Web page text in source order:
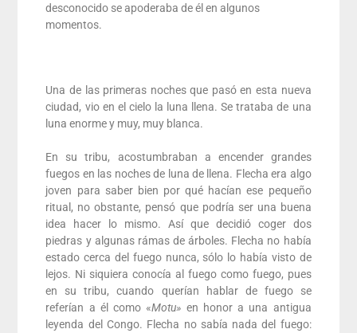
desconocido se apoderaba de él en algunos
momentos.
Una de las primeras noches que pasó en esta nueva
ciudad, vio en el cielo la luna llena. Se trataba de una
luna enorme y muy, muy blanca.
En su tribu, acostumbraban a encender grandes
fuegos en las noches de luna de llena. Flecha era algo
joven para saber bien por qué hacían ese pequeño
ritual, no obstante, pensó que podría ser una buena
idea hacer lo mismo. Así que decidió coger dos
piedras y algunas rámas de árboles. Flecha no había
estado cerca del fuego nunca, sólo lo había visto de
lejos. Ni siquiera conocía al fuego como fuego, pues
en su tribu, cuando querían hablar de fuego se
referían a él como «Motu» en honor a una antigua
leyenda del Congo. Flecha no sabía nada del fuego: